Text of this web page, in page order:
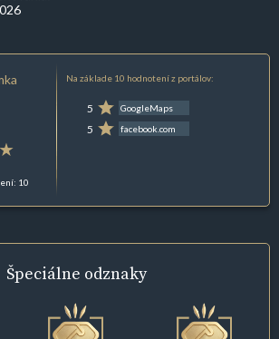
10
Na základe 10 hodnotení z portálov:
5 GoogleMaps
5 facebook.com
Špeciálne odznaky